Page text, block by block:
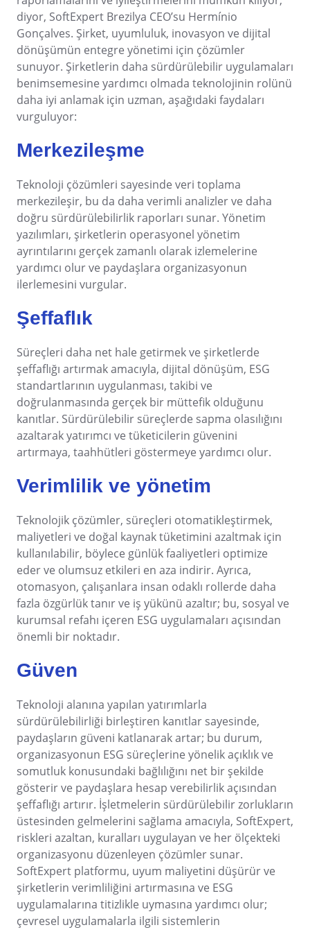
Performance
Process
Project
Risk
Survey
Training
Workflow
APQP-PPAP
Archive
Asset
BRM
Calibration
Chatbot
Copilot AI
Capture
Customer
Data Lab
Drive
FMEA
Incident
Inspection
Kanban
Knowledge Base
Maintenance
MSA
OKR
Protocol
Storeroom
Time Control
Gamification
Enerji ve Kamu Hizmetleri
Finansal Hizmetler
Havacılık ve Savunma
Hizmetler ve Danışmanlık
Kamu Sektörü ve Dernekler
Kimyasallar
Madencilik ve Metaller
Mühendislik ve İnşaat
Otomotiv
Perakende, Toptan Satış ve Dağıtım
Yaşam Bilimleri ve İlaç
Sağlık Hizmetleri
Tarım İşletmeleri
Taşımacılık ve Lojistik
Kurumsal Risk - ERM
Çevre, Sağlık ve Güvenlik - EHSM
İş Yönetimi - CWM
Archive
Asset
BRM
Chatbot
Copilot AI
Capture
Competence
Drive
FMEA
Inspection
Kanban
Knowledge Base
Maintenance
Meeting
PDM
Portfolio
Protocol
Request
Requirement
SPC
Taşımacılık ve Lojistik
Teknoloji
Tüketim Malları
Üretim
Gıda ve İçecek
Six Sigma
PMBOK
BSC
AS9100
ISO 14971
ISO 13485
COBIT
ISO 45001
CBOK
BPMN
ISO 20000
ISO 26000
ISO 10015
ISO 55000
ISO 22301
ISO 19011
ISO 31000
ISO 37001
ITIL
Doğrulama
Yasal Uyumluluk ve Maliyet Verimliliği Sağlayın: SoftExpert'in
Elektronik Sistemler için Doğrulama Hizmetleri.
diyor, SoftExpert Brezilya CEO’su Hermínio
Gonçalves. Şirket, uyumluluk, inovasyon ve dijital
dönüşümün entegre yönetimi için çözümler
sunuyor. Şirketlerin daha sürdürülebilir uygulamaları
benimsemesine yardımcı olmada teknolojinin rolünü
daha iyi anlamak için uzman, aşağıdaki faydaları
vurguluyor:
Merkezileşme
Teknoloji çözümleri sayesinde veri toplama
merkezileşir, bu da daha verimli analizler ve daha
doğru sürdürülebilirlik raporları sunar. Yönetim
yazılımları, şirketlerin operasyonel yönetim
ayrıntılarını gerçek zamanlı olarak izlemelerine
yardımcı olur ve paydaşlara organizasyonun
ilerlemesini vurgular.
Şeffaflık
Süreçleri daha net hale getirmek ve şirketlerde
şeffaflığı artırmak amacıyla, dijital dönüşüm, ESG
standartlarının uygulanması, takibi ve
doğrulanmasında gerçek bir müttefik olduğunu
kanıtlar. Sürdürülebilir süreçlerde sapma olasılığını
azaltarak yatırımcı ve tüketicilerin güvenini
artırmaya, taahhütleri göstermeye yardımcı olur.
Verimlilik ve yönetim
Teknolojik çözümler, süreçleri otomatikleştirmek,
maliyetleri ve doğal kaynak tüketimini azaltmak için
kullanılabilir, böylece günlük faaliyetleri optimize
eder ve olumsuz etkileri en aza indirir. Ayrıca,
otomasyon, çalışanlara insan odaklı rollerde daha
fazla özgürlük tanır ve iş yükünü azaltır; bu, sosyal ve
kurumsal refahı içeren ESG uygulamaları açısından
önemli bir noktadır.
Güven
Teknoloji alanına yapılan yatırımlarla
sürdürülebilirliği birleştiren kanıtlar sayesinde,
paydaşların güveni katlanarak artar; bu durum,
organizasyonun ESG süreçlerine yönelik açıklık ve
somutluk konusundaki bağlılığını net bir şekilde
gösterir ve paydaşlara hesap verebilirlik açısından
şeffaflığı artırır. İşletmelerin sürdürülebilir zorlukların
üstesinden gelmelerini sağlama amacıyla, SoftExpert,
riskleri azaltan, kuralları uygulayan ve her ölçekteki
organizasyonu düzenleyen çözümler sunar.
SoftExpert platformu, uyum maliyetini düşürür ve
şirketlerin verimliliğini artırmasına ve ESG
uygulamalarına titizlikle uymasına yardımcı olur;
çevresel uygulamalarla ilgili sistemlerin